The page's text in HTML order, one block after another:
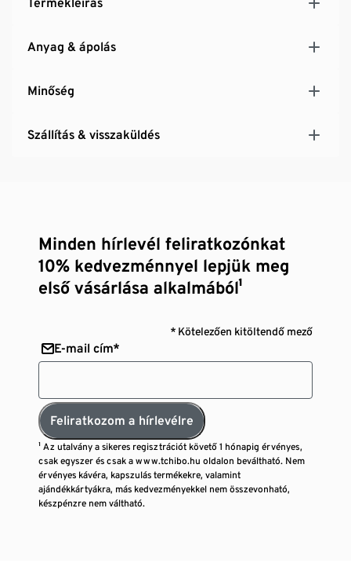
Anyag & ápolás
Minőség
Szállítás & visszaküldés
Minden hírlevél feliratkozónkat
10% kedvezménnyel lepjük meg
első vásárlása alkalmából¹
* Kötelezően kitöltendő mező
E-mail cím*
Feliratkozom a hírlevélre
¹ Az utalvány a sikeres regisztrációt követő 1 hónapig érvényes,
csak egyszer és csak a www.tchibo.hu oldalon beváltható. Nem
érvényes kávéra, kapszulás termékekre, valamint
ajándékkártyákra, más kedvezményekkel nem összevonható,
készpénzre nem váltható.